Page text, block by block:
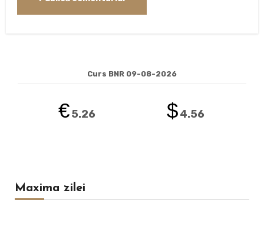
Curs BNR 09-08-2026
€5.26 $4.56
Maxima zilei